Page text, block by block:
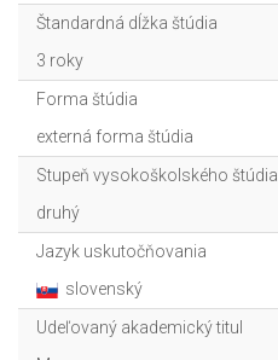
Štandardná dĺžka štúdia
3 roky
Forma štúdia
externá forma štúdia
Stupeň vysokoškolského štúdia
druhý
Jazyk uskutočňovania
slovenský
Udeľovaný akademický titul